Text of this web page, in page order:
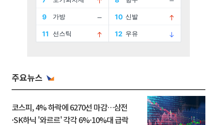
주요뉴스
코스피, 4% 하락에 6270선 마감…삼전
·SK하닉 '와르르' 각각 6%·10%대 급락